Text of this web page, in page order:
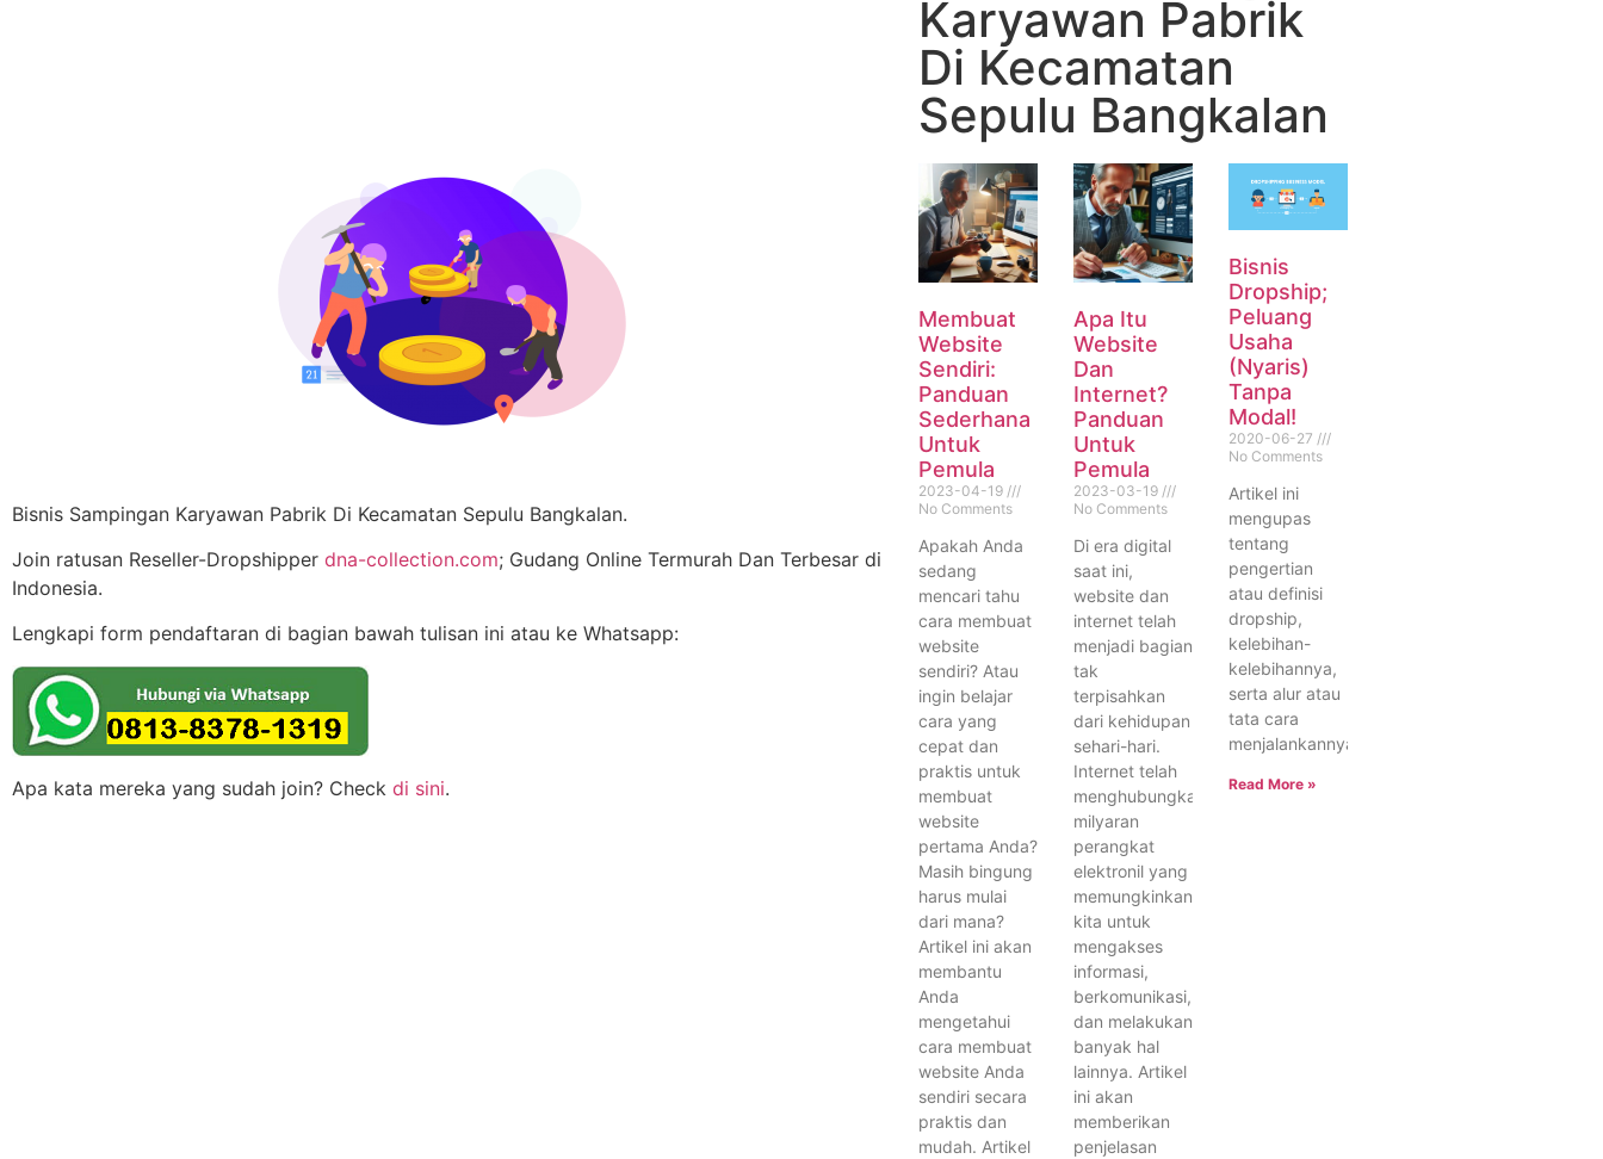
Karyawan Pabrik
Di Kecamatan
Sepulu Bangkalan
Bisnis Sampingan Karyawan Pabrik Di Kecamatan Sepulu Bangkalan.
Join ratusan Reseller-Dropshipper dna-collection.com; Gudang Online Termurah Dan Terbesar di
Indonesia.
Lengkapi form pendaftaran di bagian bawah tulisan ini atau ke Whatsapp:
Apa kata mereka yang sudah join? Check di sini.
Membuat
Website
Sendiri:
Panduan
Sederhana
Untuk
Pemula
2023-04-19
No Comments
Apakah Anda
sedang
mencari tahu
cara membuat
website
sendiri? Atau
ingin belajar
cara yang
cepat dan
praktis untuk
membuat
website
pertama Anda?
Masih bingung
harus mulai
dari mana?
Artikel ini akan
membantu
Anda
mengetahui
cara membuat
website Anda
sendiri secara
praktis dan
mudah. Artikel
Apa Itu
Website
Dan
Internet?
Panduan
Untuk
Pemula
2023-03-19
No Comments
Di era digital
saat ini,
website dan
internet telah
menjadi bagian
tak
terpisahkan
dari kehidupan
sehari-hari.
Internet telah
menghubungkan
milyaran
perangkat
elektronil yang
memungkinkan
kita untuk
mengakses
informasi,
berkomunikasi,
dan melakukan
banyak hal
lainnya. Artikel
ini akan
memberikan
penjelasan
Bisnis
Dropship;
Peluang
Usaha
(Nyaris)
Tanpa
Modal!
2020-06-27
No Comments
Artikel ini
mengupas
tentang
pengertian
atau definisi
dropship,
kelebihan-
kelebihannya,
serta alur atau
tata cara
menjalankannya.
Read More »